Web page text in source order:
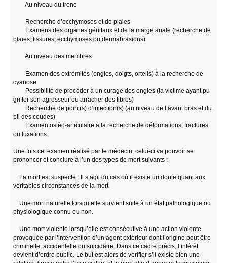
Au niveau du tronc
Recherche d’ecchymoses et de plaies
Examens des organes génitaux et de la marge anale (recherche de
plaies, fissures, ecchymoses ou dermabrasions)
Au niveau des membres
Examen des extrémités (ongles, doigts, orteils) à la recherche de
cyanose
Possibilité de procéder à un curage des ongles (la victime ayant pu
griffer son agresseur ou arracher des fibres)
Recherche de point(s) d’injection(s) (au niveau de l’avant bras et du
pli des coudes)
Examen ostéo-articulaire à la recherche de déformations, fractures
ou luxations.
Une fois cet examen réalisé par le médecin, celui-ci va pouvoir se
prononcer et conclure à l’un des types de mort suivants :
La mort est suspecte : Il s’agit du cas où il existe un doute quant aux
véritables circonstances de la mort.
Une mort naturelle lorsqu’elle survient suite à un état pathologique ou
physiologique connu ou non.
Une mort violente lorsqu’elle est consécutive à une action violente
provoquée par l’intervention d’un agent extérieur dont l’origine peut être
criminelle, accidentelle ou suicidaire. Dans ce cadre précis, l’intérêt
devient d’ordre public. Le but est alors de vérifier s’il existe bien une